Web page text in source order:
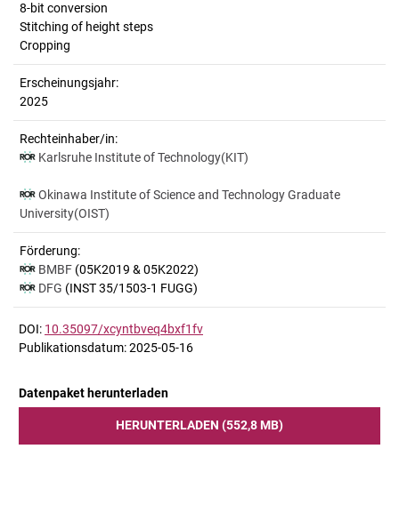
8-bit conversion
Stitching of height steps
Cropping
Erscheinungsjahr:
2025
Rechteinhaber/in:
Karlsruhe Institute of Technology(KIT)
Okinawa Institute of Science and Technology Graduate
University(OIST)
Förderung:
BMBF (05K2019 & 05K2022)
DFG (INST 35/1503-1 FUGG)
DOI: 10.35097/xcyntbveq4bxf1fv
Publikationsdatum: 2025-05-16
Datenpaket herunterladen
HERUNTERLADEN (552,8 MB)